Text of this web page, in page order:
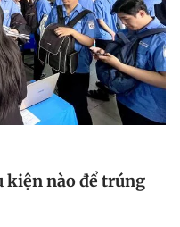
kiện nào để trúng